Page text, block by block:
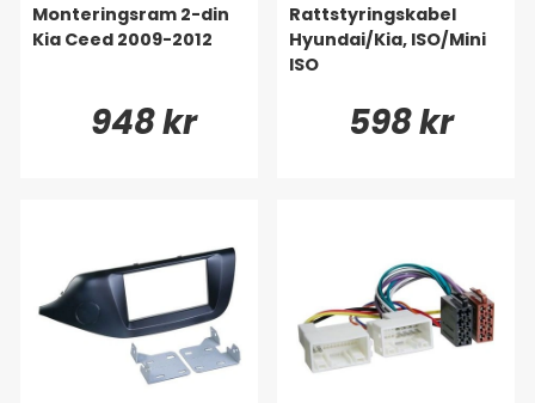
Monteringsram 2-din
Kia Ceed 2009-2012
948 kr
Rattstyringskabel
Hyundai/Kia, ISO/Mini
ISO
598 kr